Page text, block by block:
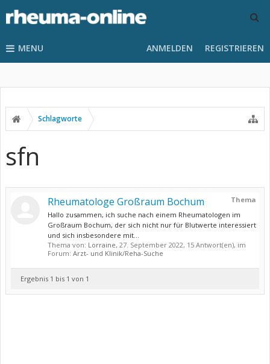
MENU ANMELDEN REGISTRIEREN
Schlagworte
sfn
Thema
Rheumatologe Großraum Bochum
Hallo zusammen, ich suche nach einem Rheumatologen im
Großraum Bochum, der sich nicht nur für Blutwerte interessiert
und sich insbesondere mit...
Thema von: Lorraine, 27. September 2022, 15 Antwort(en), im
Forum: Arzt- und Klinik/Reha-Suche
Ergebnis 1 bis 1 von 1